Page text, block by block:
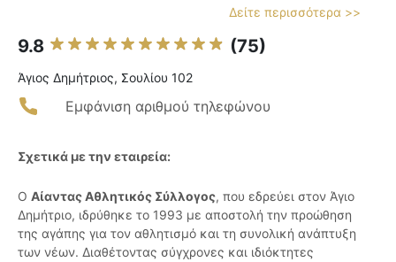
Δείτε περισσότερα >>
9.8 (75)
Άγιος Δημήτριος, Σουλίου 102
Εμφάνιση αριθμού τηλεφώνου
Σχετικά με την εταιρεία:
Ο Αίαντας Αθλητικός Σύλλογος, που εδρεύει στον Άγιο
Δημήτριο, ιδρύθηκε το 1993 με αποστολή την προώθηση
της αγάπης για τον αθλητισμό και τη συνολική ανάπτυξη
των νέων. Διαθέτοντας σύγχρονες και ιδιόκτητες